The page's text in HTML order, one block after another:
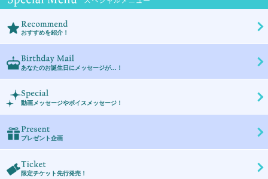
Recommend
おすすめを紹介！
BirthdayMail
あなたのお誕生日にメッセージが…！
Special
動画メッセージやボイスメッセージ！
Present
プレゼント企画
Ticket
限定チケット先行発売！